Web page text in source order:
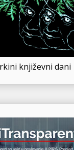
književni dani